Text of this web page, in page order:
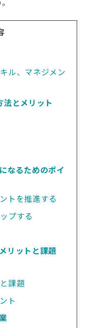
ル、マネジメン
とメリット
なるためのポイ
トを推進する
プする
リットと課題
課題
ト